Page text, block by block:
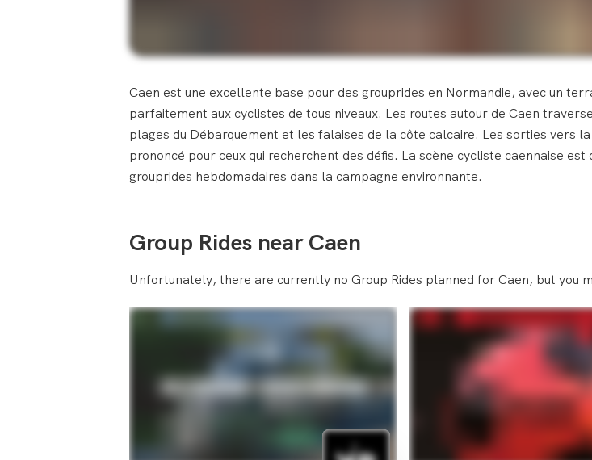
Caen est une excellente base pour des grouprides en Normandie, avec un
parfaitement aux cyclistes de tous niveaux. Les routes autour de Caen
plages du Débarquement et les falaises de la côte calcaire. Les sorties vers
prononcé pour ceux qui recherchent des défis. La scène cycliste caennaise
grouprides hebdomadaires dans la campagne environnante.
Group Rides near Caen
Unfortunately, there are currently no Group Rides planned for Caen, but you